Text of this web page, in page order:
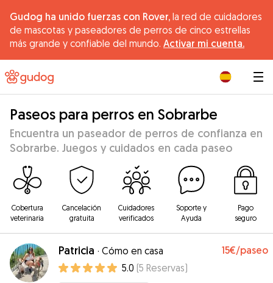
Gudog ha unido fuerzas con Rover, la red de cuidadores
de mascotas y paseadores de perros de cinco estrellas
más grande y confiable del mundo. Activar mi cuenta.
Paseos para perros en Sobrarbe
Encuentra un paseador de perros de confianza en
Sobrarbe. Juegos y cuidados en cada paseo
Cobertura
veterinaria
Cancelación
gratuita
Cuidadores
verificados
Soporte y
Ayuda
Pago
seguro
Patricia · Cómo en casa 15€/paseo
5.0 (5 Reservas)